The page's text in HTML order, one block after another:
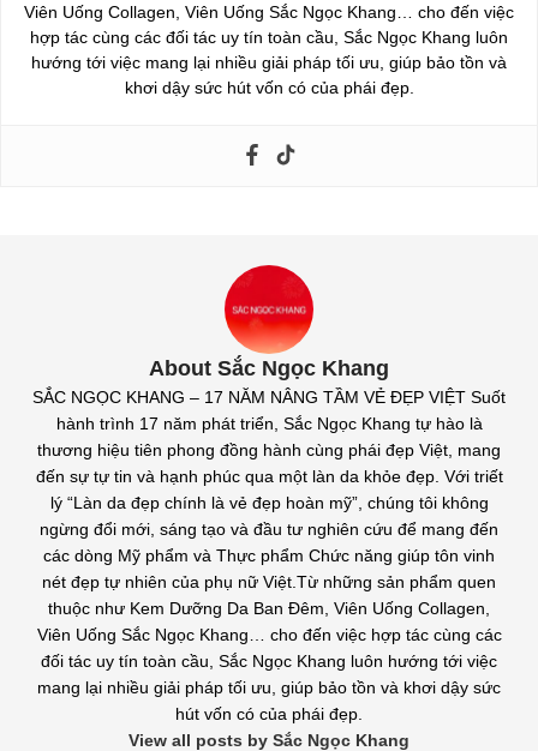
Viên Uống Collagen, Viên Uống Sắc Ngọc Khang… cho đến việc
hợp tác cùng các đối tác uy tín toàn cầu, Sắc Ngọc Khang luôn
hướng tới việc mang lại nhiều giải pháp tối ưu, giúp bảo tồn và
khơi dậy sức hút vốn có của phái đẹp.
About Sắc Ngọc Khang
SẮC NGỌC KHANG – 17 NĂM NÂNG TẦM VẺ ĐẸP VIỆT Suốt
hành trình 17 năm phát triển, Sắc Ngọc Khang tự hào là
thương hiệu tiên phong đồng hành cùng phái đẹp Việt, mang
đến sự tự tin và hạnh phúc qua một làn da khỏe đẹp. Với triết
lý “Làn da đẹp chính là vẻ đẹp hoàn mỹ”, chúng tôi không
ngừng đổi mới, sáng tạo và đầu tư nghiên cứu để mang đến
các dòng Mỹ phẩm và Thực phẩm Chức năng giúp tôn vinh
nét đẹp tự nhiên của phụ nữ Việt.Từ những sản phẩm quen
thuộc như Kem Dưỡng Da Ban Đêm, Viên Uống Collagen,
Viên Uống Sắc Ngọc Khang… cho đến việc hợp tác cùng các
đối tác uy tín toàn cầu, Sắc Ngọc Khang luôn hướng tới việc
mang lại nhiều giải pháp tối ưu, giúp bảo tồn và khơi dậy sức
hút vốn có của phái đẹp.
View all posts by Sắc Ngọc Khang